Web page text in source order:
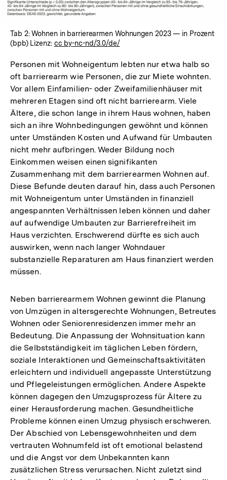
Tab 2: Wohnen in barrierearmen Wohnungen 2023 — in Prozent
(bpb) Lizenz: cc by-nc-nd/3.0/de/
Personen mit Wohneigentum lebten nur etwa halb so
oft barrierearm wie Personen, die zur Miete wohnten.
Vor allem Einfamilien- oder Zweifamilienhäuser mit
mehreren Etagen sind oft nicht barrierearm. Viele
Ältere, die schon lange in ihrem Haus wohnen, haben
sich an ihre Wohnbedingungen gewöhnt und können
unter Umständen Kosten und Aufwand für Umbauten
nicht mehr aufbringen. Weder Bildung noch
Einkommen weisen einen signifikanten
Zusammenhang mit dem barrierearmen Wohnen auf.
Diese Befunde deuten darauf hin, dass auch Personen
mit Wohneigentum unter Umständen in finanziell
angespannten Verhältnissen leben können und daher
auf aufwendige Umbauten zur Barrierefreiheit im
Haus verzichten. Erschwerend dürfte es sich auch
auswirken, wenn nach langer Wohndauer
substanzielle Reparaturen am Haus finanziert werden
müssen.
Neben barrierearmem Wohnen gewinnt die Planung
von Umzügen in altersgerechte Wohnungen, Betreutes
Wohnen oder Seniorenresidenzen immer mehr an
Bedeutung. Die Anpassung der Wohnsituation kann
die Selbstständigkeit im täglichen Leben fördern,
soziale Interaktionen und Gemeinschaftsaktivitäten
erleichtern und individuell angepasste Unterstützung
und Pflegeleistungen ermöglichen. Andere Aspekte
können dagegen den Umzugsprozess für Ältere zu
einer Herausforderung machen. Gesundheitliche
Probleme können einen Umzug physisch erschweren.
Der Abschied von Lebensgewohnheiten und dem
vertrauten Wohnumfeld ist oft emotional belastend
und die Angst vor dem Unbekannten kann
zusätzlichen Stress verursachen. Nicht zuletzt sind